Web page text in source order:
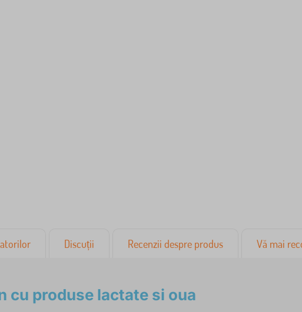
Discuții Recenzii despre produs Vă mai
cu produse lactate si oua